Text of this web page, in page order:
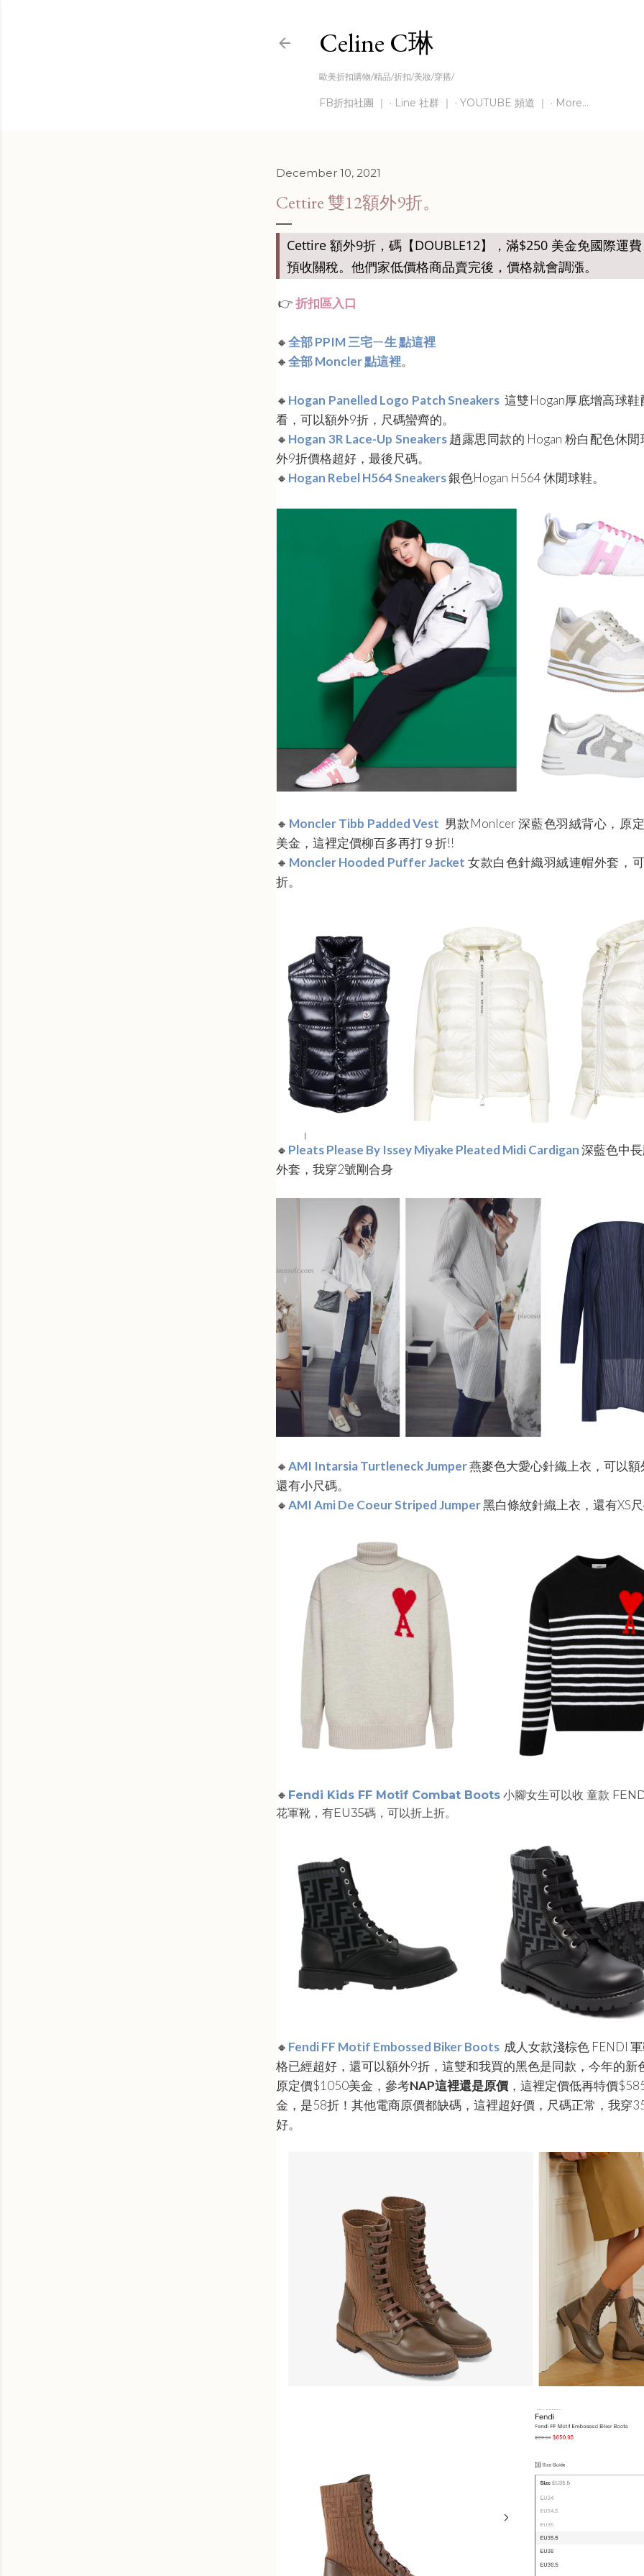
Celine C琳
歐美折扣購物/精品/折扣/美妝/穿搭/
FB折扣社團 ｜ Line 社群 ｜ YOUTUBE 頻道 ｜ More…
December 10, 2021
Cettire 雙12額外9折。
Cettire 額外9折，碼【DOUBLE12】，滿$250 美金免國際運
預收關稅。他們家低價格商品賣完後，價格就會調漲。
👉折扣區入口
🔸全部 PPIM 三宅ㄧ生 點這裡
🔸全部 Moncler 點這裡。
🔸 Hogan Panelled Logo Patch Sneakers 這雙Hogan厚底增高球鞋
看，可以額外9折，尺碼蠻齊的。
🔸 Hogan 3R Lace-Up Sneakers趙露思同款的 Hogan 粉白配色休閒
外9折價格超好，最後尺碼。
🔸 Hogan Rebel H564 Sneakers銀色Hogan H564休閒球鞋。
🔸 Moncler Tibb Padded Vest 男款Monlcer 深藍色羽絨背心，原
美金，這裡定價柳百多再打９折!!
🔸 Moncler Hooded Puffer Jacket 女款白色針織羽絨連帽外套，
折。
🔸 Pleats Please By Issey Miyake Pleated Midi Cardigan深藍色中
外套，我穿2號剛合身
🔸AMI Intarsia Turtleneck Jumper燕麥色大愛心針織上衣，可以
還有小尺碼。
🔸AMI Ami De Coeur Striped Jumper黑白條紋針織上衣，還有XS
🔸 Fendi Kids FF Motif Combat Boots 小腳女生可以收 童款
花軍靴，有EU35碼，可以折上折。
🔸 Fendi FF Motif Embossed Biker Boots 成人女款淺棕色 FENDI
格已經超好，還可以額外9折，這雙和我買的黑色是同款，今年的新
原定價$1050美金，參考NAP這裡還是原價 ，這裡定價低再特價
金，是58折！其他電商原價都缺碼，這裡超好價，尺碼正常，我穿
好。